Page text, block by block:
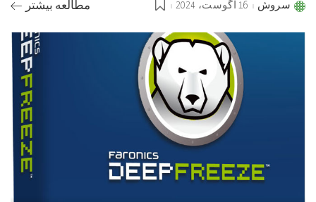
Postedسروش 16 آگوست، 2024 مطالعه بیشتر